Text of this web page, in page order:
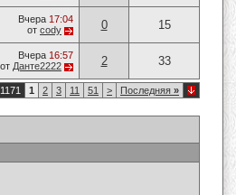
Вчера 17:04
от cody 0 15
Вчера 16:57
от Данте2222 2 33
1 2 3 11 51 > Последняя »